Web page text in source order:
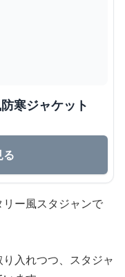
寒ジャケット
る
ー風スタジャンで
入れつつ、スタジャ